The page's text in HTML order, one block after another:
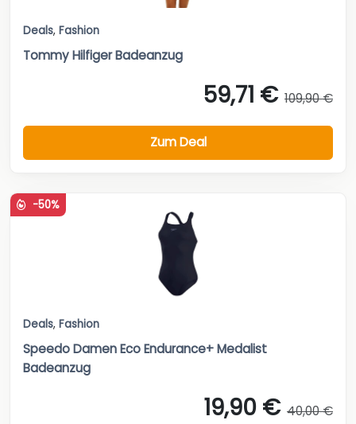
Deals, Fashion
Tommy Hilfiger Badeanzug
59,71 € 109,90 €
Zum Deal
-50%
Deals, Fashion
Speedo Damen Eco Endurance+ Medalist
Badeanzug
19,90 € 40,00 €